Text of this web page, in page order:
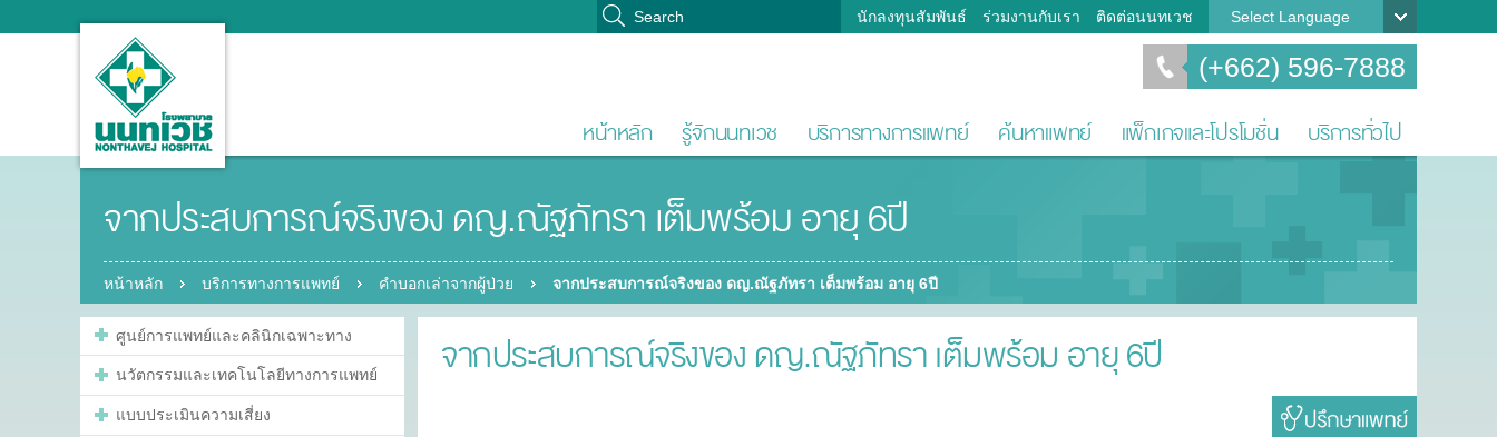
Select Language
นักลงทุนสัมพันธ์ ร่วมงานกับเรา ติดต่อนนทเวช
(+662) 596-7888
หน้าหลัก รู้จักนนทเวช บริการทางการแพทย์ ค้นหาแพทย์ แพ็กเกจและโปรโมชั่น บริการทั่วไป
จากประสบการณ์จริงของ ดญ.ณัฐภัทรา เต็มพร้อม อายุ 6ปี
หน้าหลัก บริการทางการแพทย์ คำบอกเล่าจากผู้ป่วย จากประสบการณ์จริงของ ดญ.ณัฐภัทรา เต็มพร้อม อายุ 6ปี
จากประสบการณ์จริงของ ดญ.ณัฐภัทรา เต็มพร้อม อายุ 6ปี
ศูนย์การแพทย์และคลินิกเฉพาะทาง
นวัตกรรมและเทคโนโลยีทางการแพทย์
แบบประเมินความเสี่ยง